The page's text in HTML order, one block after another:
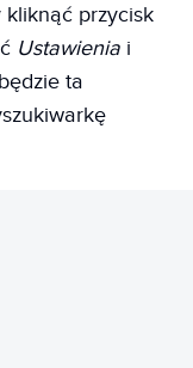
kliknąć przycisk
Ustawienia i
ta